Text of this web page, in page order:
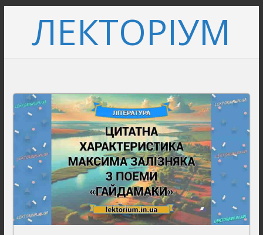
вмістуЛЕКТОРІУМ